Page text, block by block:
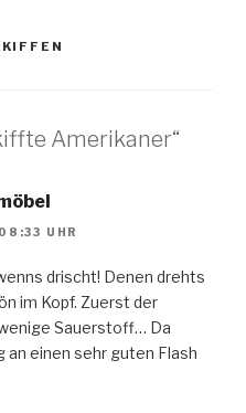
KIFFEN
Amerikaner“
UHR
drischt! Denen drehts
im Kopf. Zuerst der
Sauerstoff… Da
einen sehr guten Flash